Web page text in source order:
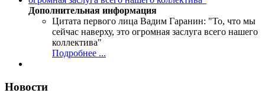
Дополнительная информация
Цитата первого лица Вадим Гаранин: "То, что мы
сейчас наверху, это огромная заслуга всего нашего
коллектива"
Подробнее ...
Новости